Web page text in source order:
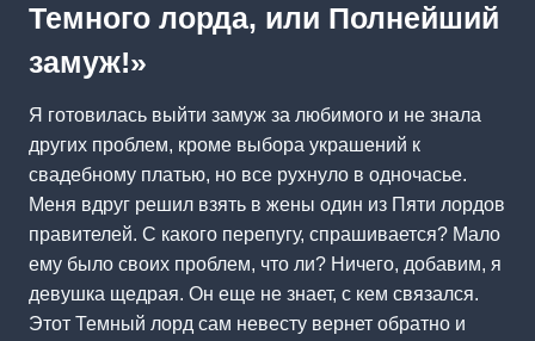
Темного лорда, или Полнейший
замуж!»
Я готовилась выйти замуж за любимого и не знала
других проблем, кроме выбора украшений к
свадебному платью, но все рухнуло в одночасье.
Меня вдруг решил взять в жены один из Пяти лордов
правителей. С какого перепугу, спрашивается? Мало
ему было своих проблем, что ли? Ничего, добавим, я
девушка щедрая. Он еще не знает, с кем связался.
Этот Темный лорд сам невесту вернет обратно и